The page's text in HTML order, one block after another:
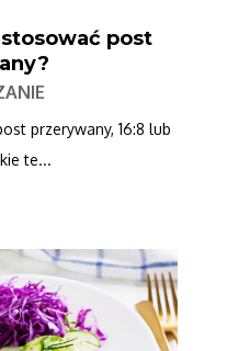
post
przerywany, 16:8 lub
te...